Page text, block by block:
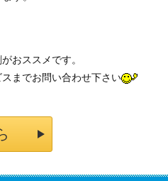
おススメです。
までお問い合わせ下さい